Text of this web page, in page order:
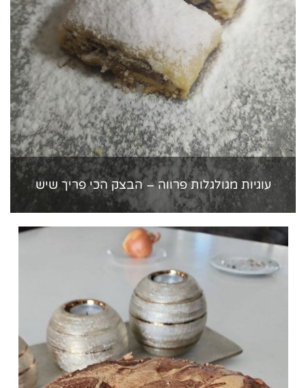
עוגיות מגולגלות פרווה – הבצק הכי פריך שיש